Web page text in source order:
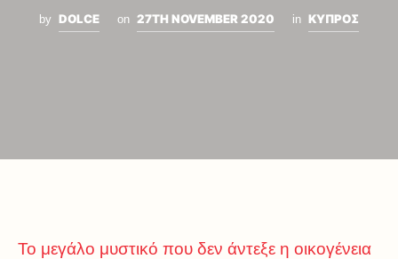
by DOLCE on 27TH NOVEMBER 2020 in ΚΥΠΡΟΣ
Το μεγάλο μυστικό που δεν άντεξε η οικογένεια